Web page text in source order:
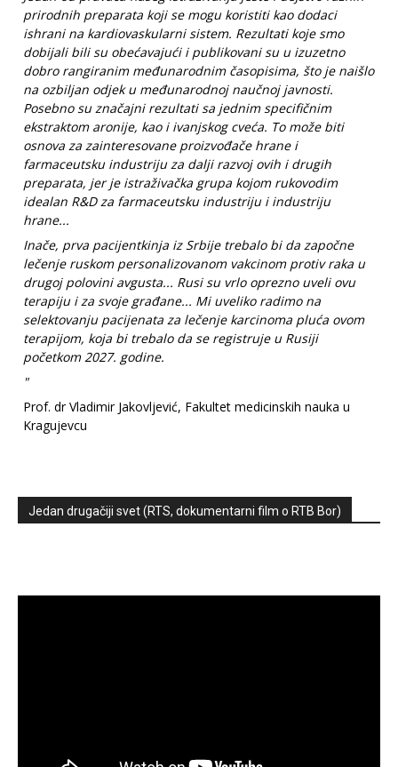
prirodnih preparata koji se mogu koristiti kao dodaci
ishrani na kardiovaskularni sistem. Rezultati koje smo
dobijali bili su obećavajući i publikovani su u izuzetno
dobro rangiranim međunarodnim časopisima, što je naišlo
na ozbiljan odjek u međunarodnoj naučnoj javnosti.
Posebno su značajni rezultati sa jednim specifičnim
ekstraktom aronije, kao i ivanjskog cveća. To može biti
osnova za zainteresovane proizvođače hrane i
farmaceutsku industriju za dalji razvoj ovih i drugih
preparata, jer je istraživačka grupa kojom rukovodim
idealan R&D za farmaceutsku industriju i industriju
hrane...
Inače, prva pacijentkinja iz Srbije trebalo bi da započne
lečenje ruskom personalizovanom vakcinom protiv raka u
drugoj polovini avgusta... Rusi su vrlo oprezno uveli ovu
terapiju i za svoje građane... Mi uveliko radimo na
selektovanju pacijenata za lečenje karcinoma pluća ovom
terapijom, koja bi trebalo da se registruje u Rusiji
početkom 2027. godine.
"
Prof. dr Vladimir Jakovljević, Fakultet medicinskih nauka u
Kragujevcu
Jedan drugačiji svet (RTS, dokumentarni film o RTB Bor)